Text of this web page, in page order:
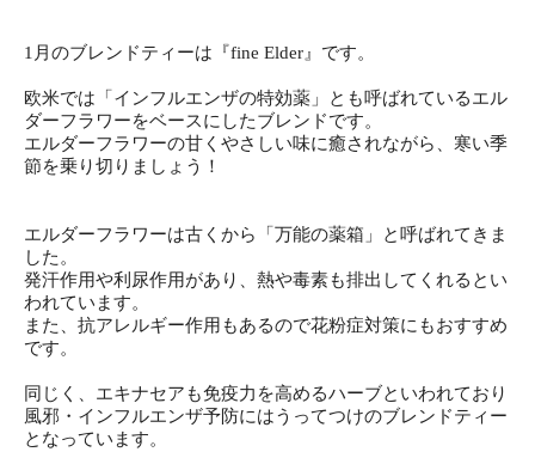
1月のブレンドティーは『fine Elder』です。
欧米では「インフルエンザの特効薬」とも呼ばれているエル
ダーフラワーをベースにしたブレンドです。
エルダーフラワーの甘くやさしい味に癒されながら、寒い季
節を乗り切りましょう！
エルダーフラワーは古くから「万能の薬箱」と呼ばれてきま
した。
発汗作用や利尿作用があり、熱や毒素も排出してくれるとい
われています。
また、抗アレルギー作用もあるので花粉症対策にもおすすめ
です。
同じく、エキナセアも免疫力を高めるハーブといわれており
風邪・インフルエンザ予防にはうってつけのブレンドティー
となっています。